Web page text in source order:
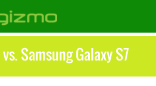
Samsung Galaxy S7